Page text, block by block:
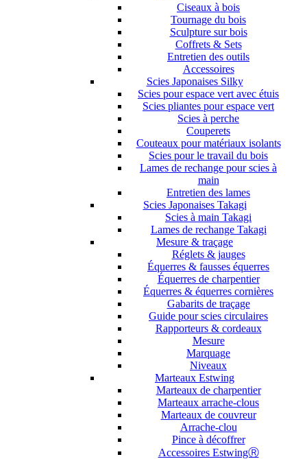
Ciseaux à bois
Tournage du bois
Sculpture sur bois
Coffrets & Sets
Entretien des outils
Accessoires
Scies Japonaises Silky
Scies pour espace vert avec étuis
Scies pliantes pour espace vert
Scies à perche
Couperets
Couteaux pour matériaux isolants
Scies pour le travail du bois
Lames de rechange pour scies à
main
Entretien des lames
Scies Japonaises Takagi
Scies à main Takagi
Lames de rechange Takagi
Mesure & traçage
Réglets & jauges
Équerres & fausses équerres
Équerres de charpentier
Équerres & équerres cornières
Gabarits de traçage
Guide pour scies circulaires
Rapporteurs & cordeaux
Mesure
Marquage
Niveaux
Marteaux Estwing
Marteaux de charpentier
Marteaux arrache-clous
Marteaux de couvreur
Arrache-clou
Pince à décoffrer
Accessoires EstwingⓇ